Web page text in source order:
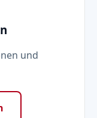
und